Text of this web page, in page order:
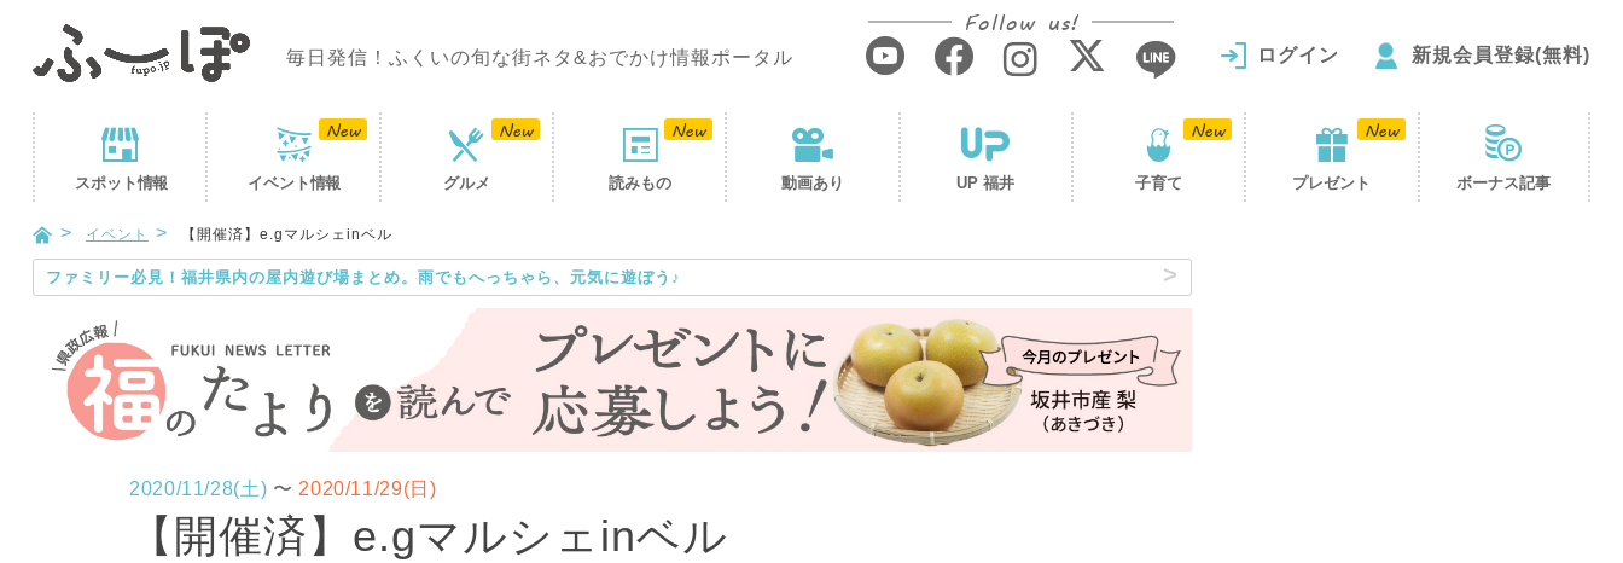
毎日発信！ふくいの旬な街ネタ&おでかけ情報ポータル
Follow us!
ログイン 新規会員登録(無料)
スポット情報 イベント情報 グルメ 読みもの 動画あり UP 福井 子育て プレゼント ボーナス記事
イベント 【開催済】e.gマルシェinベル
ファミリー必見！福井県内の屋内遊び場まとめ。雨でもへっちゃら、元気に遊ぼう♪
2020/11/28(土) 〜 2020/11/29(日)
【開催済】e.gマルシェinベル